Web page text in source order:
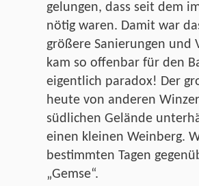
gelungen, dass seit dem
nötig waren. Damit war
größere Sanierungen und
kam so offenbar für den
eigentlich paradox! Der
heute von anderen
südlichen Gelände
einen kleinen Weinberg.
bestimmten Tagen
„Gemse“.